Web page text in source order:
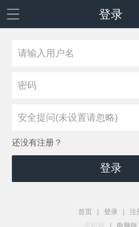
登录
安全提问(未设置请忽略)
还没有注册？
登录
首页 | 登录 |
注
手机版
| 电脑版